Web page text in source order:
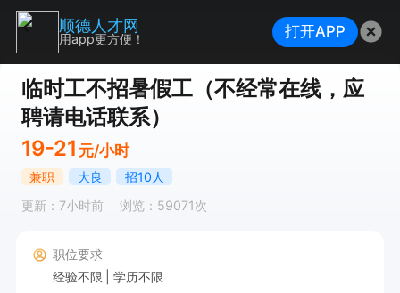
临时工不招暑假工（不经常在线，应
聘请电话联系）
19-21 元/小时
兼职 大良
招10人
更新：7小时前
浏览：59071次
职位要求
经验不限
学历不限
顺德人才网
用app更方便！ 打开APP